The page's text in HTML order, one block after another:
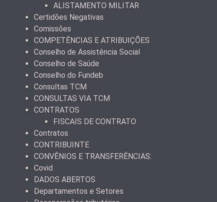
ALISTAMENTO MILITAR
Certidões Negativas
Comissões
COMPETÊNCIAS E ATRIBUIÇÕES
Conselho de Assistência Social
Conselho de Saúde
Conselho do Fundeb
Consultas TCM
CONSULTAS VIA TCM
CONTRATOS
FISCAIS DE CONTRATO
Contratos
CONTRIBUINTE
CONVÊNIOS E TRANSFERÊNCIAS:
Covid
DADOS ABERTOS
Departamentos e Setores